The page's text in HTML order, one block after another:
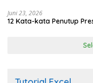
Juni 23, 2026
12 Kata-kata Penutup